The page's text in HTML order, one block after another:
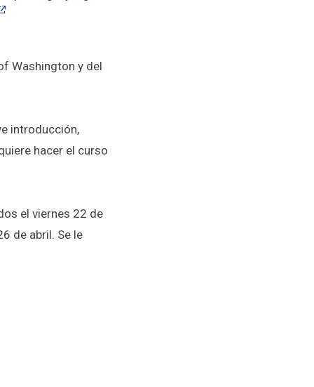
Washington y del
introducción,
hacer el curso
el viernes 22 de
de abril. Se le